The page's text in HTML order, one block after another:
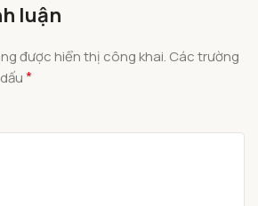
luận
được hiển thị công khai. Các trường
*